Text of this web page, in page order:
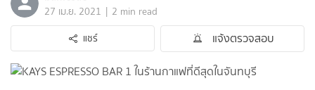
27 เม.ย. 2021 | 2 min read
แชร์
แจ้งตรวจสอบ